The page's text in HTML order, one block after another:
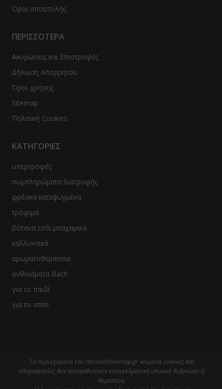
Όροι αποστολής
ΠΕΡΙΣΣΟΤΕΡΑ
Ακυρώσεις και Επιστροφές
Δήλωση Απορρήτου
Όροι χρήσης
Sitemap
Πολιτική Cookies
ΚΑΤΗΓΟΡΙΕΣ
υπερτροφές
συμπληρώματα διατροφής
φρέσκα κατεψυγμένα
τρόφιμα
βότανα τσάι μπαχαρικά
καλλυντικά
αρωματοθεραπεία
ανθοϊάματα Bach
για το παιδί
για το σπίτι
Τα περιεχόμενα του mirabilisbioshop.gr κείμενα, εικόνες και
πληροφορίες δεν αντικαθιστούν επαγγελματική ιατρική διάγνωση ή
θεραπεία,